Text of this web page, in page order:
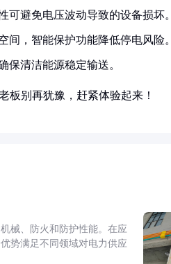
可避免电压波动导致的设备损坏。
间，智能保护功能降低停电风险。
保清洁能源稳定输送。
板别再犹豫，赶紧体验起来！
械、防火和防护性能。在应
势满足不同领域对电力供应